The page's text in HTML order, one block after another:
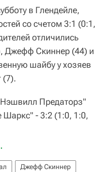
в Глендейле,
со счетом 3:1 (0:1,
отличились
Джефф Скиннер (44) и
шайбу у хозяев
(7).
Предаторз"
Шаркс" - 3:2 (1:0, 1:0,
Джефф Скиннер